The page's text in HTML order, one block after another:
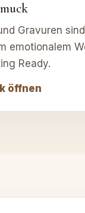
Gravuren
emotionalem
Ready.
öffnen